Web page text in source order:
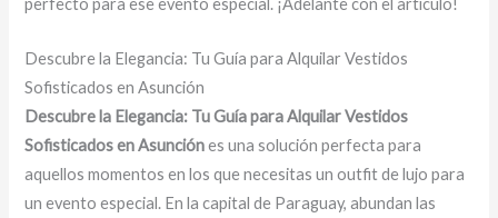
perfecto para ese evento especial. ¡Adelante con el artículo!
Descubre la Elegancia: Tu Guía para Alquilar Vestidos
Sofisticados en Asunción
Descubre la Elegancia: Tu Guía para Alquilar Vestidos
Sofisticados en Asunciónes una solución perfecta para
aquellos momentos en los que necesitas un outfit de lujo para
un evento especial. En la capital de Paraguay, abundan las